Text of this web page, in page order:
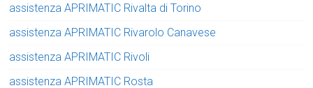
assistenza APRIMATIC Rivalta di Torino
assistenza APRIMATIC Rivarolo Canavese
assistenza APRIMATIC Rivoli
assistenza APRIMATIC Rosta